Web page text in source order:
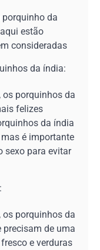
porquinho da
estão
consideradas
da índia:
os porquinhos da
felizes
da índia
é importante
sexo para evitar
os porquinhos da
de uma
e verduras